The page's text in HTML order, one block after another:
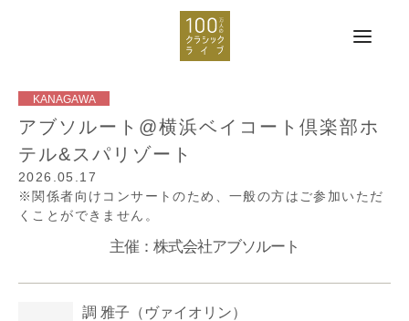
アブソルート@横浜ベイコート倶楽部ホ
テル&スパリゾート
2026.05.17
※関係者向けコンサートのため、一般の方はご参加いただ
くことができません。
主催：株式会社アブソルート
調 雅子 （ヴァイオリン）